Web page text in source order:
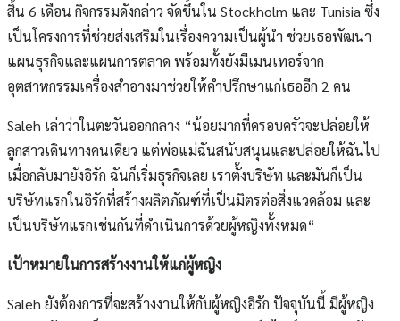
สิ้น 6 เดือน กิจกรรมดังกล่าว จัดขึ้นใน Stockholm และ Tunisia ซึ่ง
เป็นโครงการที่ช่วยส่งเสริมในเรื่องความเป็นผู้นำ ช่วยเธอพัฒนา
แผนธุรกิจและแผนการตลาด พร้อมทั้งยังมีเมนเทอร์จาก
อุตสาหกรรมเครื่องสำอางมาช่วยให้คำปรึกษาแก่เธออีก 2 คน
Saleh เล่าว่าในตะวันออกกลาง “น้อยมากที่ครอบครัวจะปล่อยให้
ลูกสาวเดินทางคนเดียว แต่พ่อแม่ฉันสนับสนุนและปล่อยให้ฉันไป
เมื่อกลับมายังอิรัก ฉันก็เริ่มธุรกิจเลย เราตั้งบริษัท และมันก็เป็น
บริษัทแรกในอิรักที่สร้างผลิตภัณฑ์ที่เป็นมิตรต่อสิ่งแวดล้อม และ
เป็นบริษัทแรกเช่นกันที่ดำเนินการด้วยผู้หญิงทั้งหมด“
เป้าหมายในการสร้างงานให้แก่ผู้หญิง
Saleh ยังต้องการที่จะสร้างงานให้กับผู้หญิงอิรัก ปัจจุบันนี้ มีผู้หญิง